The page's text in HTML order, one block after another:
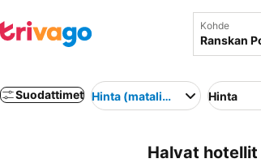
Kohde
Suodattimet Hinta (matalimmasta Hinta
Halvat hotellit